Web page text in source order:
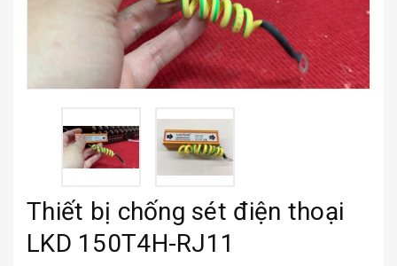
Thiết bị chống sét điện thoại
LKD 150T4H-RJ11